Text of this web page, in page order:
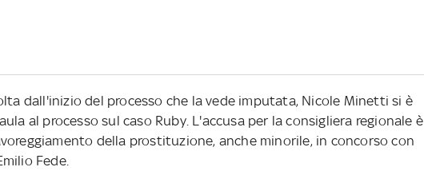
dall'inizio del processo che la vede imputata, Nicole Minetti si è
al processo sul caso Ruby. L'accusa per la consigliera regionale è
della prostituzione, anche minorile, in concorso con
Fede.